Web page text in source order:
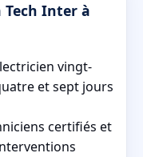
Inter à
vingt-
et sept jours
certifiés et